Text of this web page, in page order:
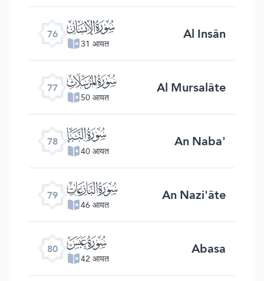
76 ﯹ
31 आयत Al Insân
77 ﯺ
50 आयत Al Mursalâte
78 ﯻ
40 आयत An Naba'
79 ﯼ
46 आयत An Nazi'âte
80 ﯽ
42 आयत Abasa